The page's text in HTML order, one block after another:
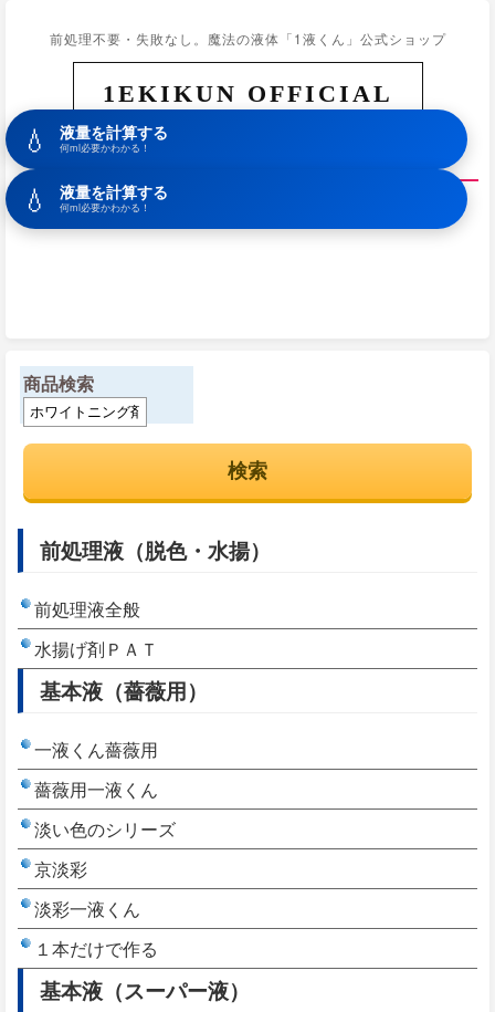
前処理不要・失敗なし。魔法の液体「1液くん」公式ショップ
1EKIKUN OFFICIAL
ホーム
💧 液量を計算する
何ml必要かわかる！
💧 液量を計算する
何ml必要かわかる！
商品検索
前処理液（脱色・水揚）
前処理液全般
水揚げ剤ＰＡＴ
基本液（薔薇用）
一液くん薔薇用
薔薇用一液くん
淡い色のシリーズ
京淡彩
淡彩一液くん
１本だけで作る
基本液（スーパー液）